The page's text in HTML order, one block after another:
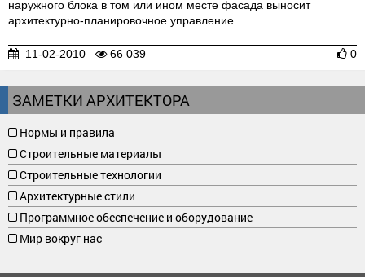
наружного блока в том или ином месте фасада выносит
архитектурно-планировочное управление.
11-02-2010 66 039 0
ЗАМЕТКИ АРХИТЕКТОРА
Нормы и правила
Строительные материалы
Строительные технологии
Архитектурные стили
Программное обеспечение и оборудование
Мир вокруг нас